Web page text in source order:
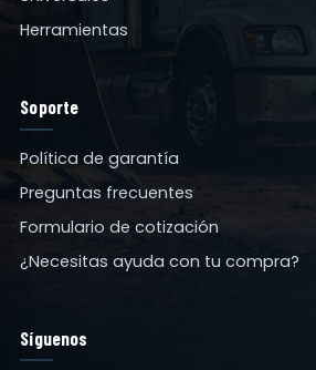
Herramientas
Soporte
Política de garantía
Preguntas frecuentes
Formulario de cotización
¿Necesitas ayuda con tu compra?
Síguenos